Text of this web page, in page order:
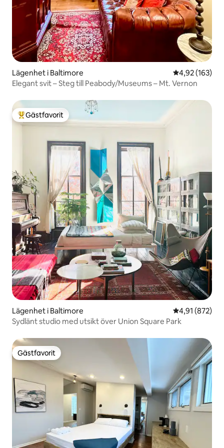
Lägenhet i Baltimore 4,92 av 5 i
4,92 (163)
Elegant svit – Steg till Peabody/Museums – Mt. Vernon
Populär gästfavorit
Gästfavorit
Lägenhet i Baltimore 4,91 av 5 i
4,91 (872)
Sydlänt studio med utsikt över Union Square Park
Gästfavorit
Gästfavorit